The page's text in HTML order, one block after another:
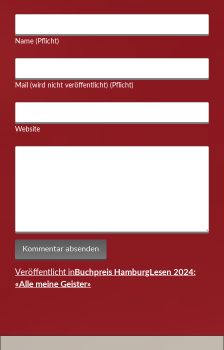
Name (Pflicht)
Mail (wird nicht veröffentlicht) (Pflicht)
Website
Beitragsnavigation
Veröffentlicht inBuchpreis HamburgLesen 2024:
«Alle meine Geister»